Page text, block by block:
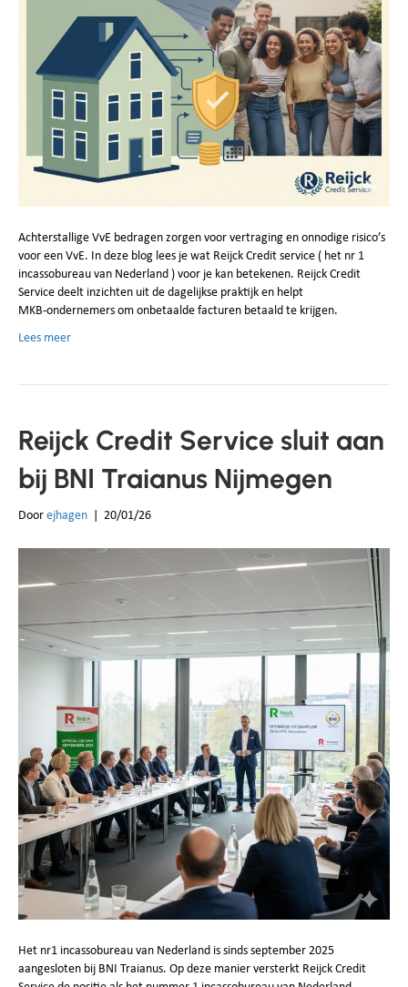
Achterstallige VvE bedragen zorgen voor vertraging en onnodige risico’s
voor een VvE. In deze blog lees je wat Reijck Credit service ( het nr 1
incassobureau van Nederland ) voor je kan betekenen. Reijck Credit
Service deelt inzichten uit de dagelijkse praktijk en helpt
MKB‑ondernemers om onbetaalde facturen betaald te krijgen.
Lees meer
Reijck Credit Service sluit aan
bij BNI Traianus Nijmegen
Door ejhagen 20/01/26
Het nr1 incassobureau van Nederland is sinds september 2025
aangesloten bij BNI Traianus. Op deze manier versterkt Reijck Credit